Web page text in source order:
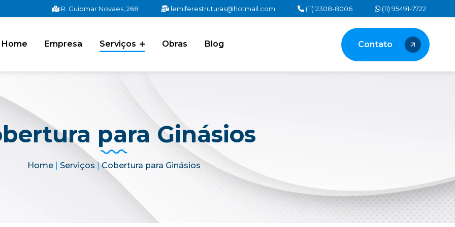
R. Guiomar Novaes, 268 lemiferestruturas@hotmail.com (11) 2308-8006 (11) 95491-7722
Home Empresa Serviços Obras Blog Contato
para Ginásios
Home| Serviços |Cobertura para Ginásios